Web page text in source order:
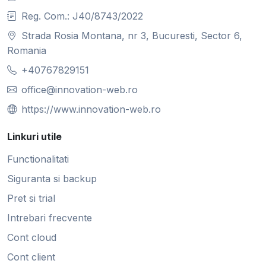
Reg. Com.: J40/8743/2022
Strada Rosia Montana, nr 3, Bucuresti, Sector 6,
Romania
+40767829151
office@innovation-web.ro
https://www.innovation-web.ro
Linkuri utile
Functionalitati
Siguranta si backup
Pret si trial
Intrebari frecvente
Cont cloud
Cont client